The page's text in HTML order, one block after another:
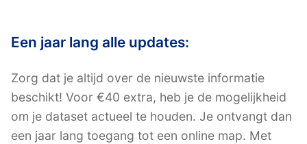
Een jaar lang alle updates:
Zorg dat je altijd over de nieuwste informatie
beschikt! Voor €40 extra, heb je de mogelijkheid
om je dataset actueel te houden. Je ontvangt dan
een jaar lang toegang tot een online map. Met